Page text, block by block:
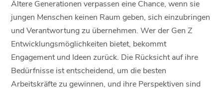
Ältere Generationen verpassen eine Chance, wenn sie
jungen Menschen keinen Raum geben, sich einzubringen
und Verantwortung zu übernehmen. Wer der Gen Z
Entwicklungsmöglichkeiten bietet, bekommt
Engagement und Ideen zurück. Die Rücksicht auf ihre
Bedürfnisse ist entscheidend, um die besten
Arbeitskräfte zu gewinnen, und ihre Perspektiven sind